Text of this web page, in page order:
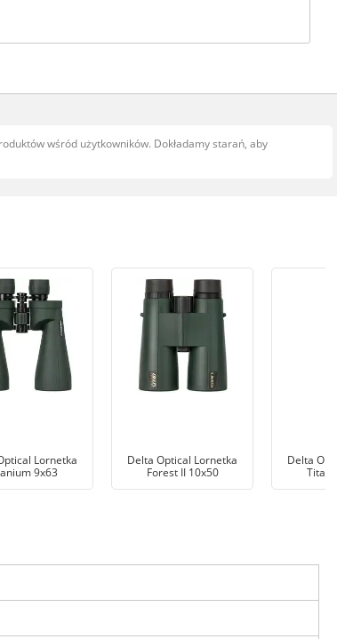
wśród użytkowników. Dokładamy starań, aby
Lornetka
9x63
Delta Optical Lornetka
Forest II 10x50
Delta